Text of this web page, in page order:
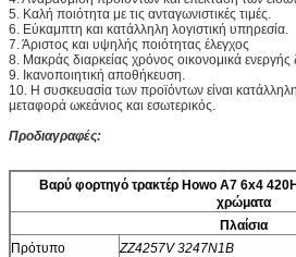
5. Καλή ποιότητα με τις ανταγωνιστικές τιμές.
6. Εύκαμπτη και κατάλληλη λογιστική υπηρεσία.
7. Άριστος και υψηλής ποιότητας έλεγχος
8. Μακράς διαρκείας χρόνος οικονομικά ενεργής
9. Ικανοποιητική αποθήκευση.
10. Η συσκευασία των προϊόντων είναι
μεταφορά ωκεάνιος και εσωτερικός.
Προδιαγραφές:
Βαρύ φορτηγό τρακτέρ Howo A7 6x4
χρώματα
Πλαίσια
Πρότυπο
ZZ4257V 3247N1B